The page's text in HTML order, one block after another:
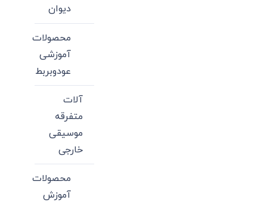
دیوان
محصولات
آموزشی
عودوبربط
آلات
متفرقه
موسیقی
خارجی
محصولات
آموزش